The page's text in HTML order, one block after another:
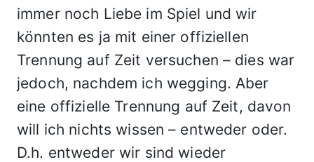
immer noch Liebe im Spiel und wir
könnten es ja mit einer offiziellen
Trennung auf Zeit versuchen – dies war
jedoch, nachdem ich wegging. Aber
eine offizielle Trennung auf Zeit, davon
will ich nichts wissen – entweder oder.
D.h. entweder wir sind wieder